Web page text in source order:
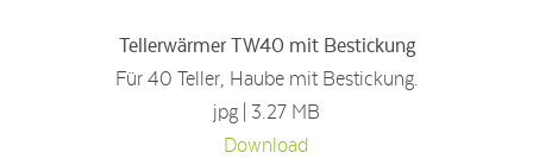
Tellerwärmer TW40 mit Bestickung
Für 40 Teller, Haube mit Bestickung.
jpg | 3.27 MB
Download